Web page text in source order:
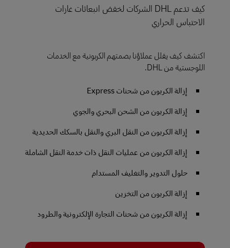
كيف تدعم DHL الشركات لخفض انبعاثات غازات
الاحتباس الحراري
اكتشف كيف يقلل عملاؤنا بصمتهم الكربونية مع الخدمات
اللوجستية من DHL.
إزالة الكربون من شحنات Express
إزالة الكربون من الشحن البحري والجوي
إزالة الكربون من النقل البري والنقل بالسكك الحديدية
إزالة الكربون من عمليات النقل ذات خدمة النقل الشاملة
حلول التدوير والتغليف المستدام
إزالة الكربون من التخزين
إزالة الكربون من شحنات التجارة الإلكترونية والطرود